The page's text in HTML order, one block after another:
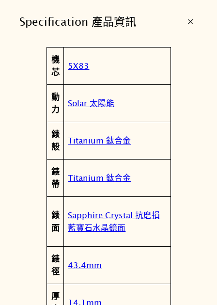
Specification 產品資訊 +
屬
性
值
機
芯
5X83
動
力
Solar 太陽能
錶
殼
Titanium 鈦合金
錶
帶
Titanium 鈦合金
錶
面
Sapphire Crystal 抗磨損
藍寶石水晶鏡面
錶
徑
43.4mm
厚
14.1mm